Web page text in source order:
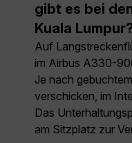
gibt es bei
Kuala
Auf
im Airbus A330-
Je nach
verschicken, im
Das
am Sitzplatz zur